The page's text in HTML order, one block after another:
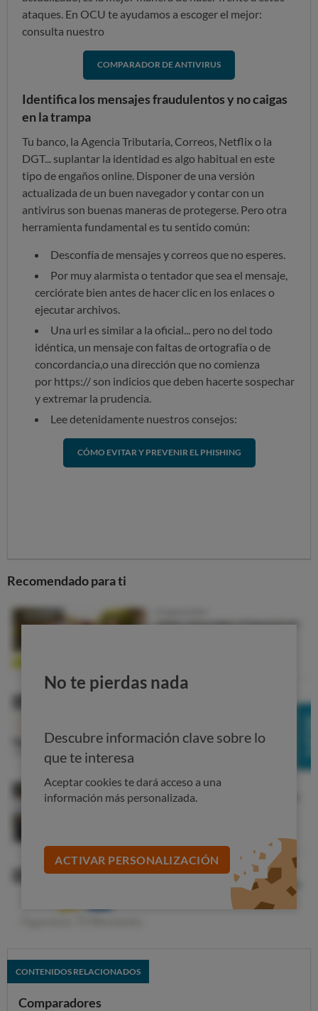
ataques. En OCU te ayudamos a escoger el mejor:
consulta nuestro
COMPARADOR DE ANTIVIRUS
Identifica los mensajes fraudulentos y no caigas
en la trampa
Tu banco, la Agencia Tributaria, Correos, Netflix o la
DGT... suplantar la identidad es algo habitual en este
tipo de engaños online. Disponer de una versión
actualizada de un buen navegador y contar con un
antivirus son buenas maneras de protegerse. Pero otra
herramienta fundamental es tu sentido común:
Desconfía de mensajes y correos que no esperes.
Por muy alarmista o tentador que sea el mensaje,
cerciórate bien antes de hacer clic en los enlaces o
ejecutar archivos.
Una url es similar a la oficial... pero no del todo
idéntica, un mensaje con faltas de ortografía o de
concordancia,o una dirección que no comienza
por https:// son indicios que deben hacerte sospechar
y extremar la prudencia.
Lee detenidamente nuestros consejos:
CÓMO EVITAR Y PREVENIR EL PHISHING
Recomendado para ti
No te pierdas nada
Descubre información clave sobre lo
que te interesa
Aceptar cookies te dará acceso a una
información más personalizada.
ACTIVAR PERSONALIZACIÓN
CONTENIDOS RELACIONADOS
Comparadores